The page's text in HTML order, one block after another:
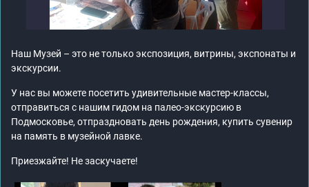
Наш Музей – это не только экспозиция, витрины, экспонаты и
экскурсии.
У нас вы можете посетить удивительные мастер-классы,
отправиться с нашим гидом на палео-экскурсию в
Подмосковье, отпраздновать день рождения, купить сувенир
на память в музейной лавке.
Приезжайте! Не заскучаете!